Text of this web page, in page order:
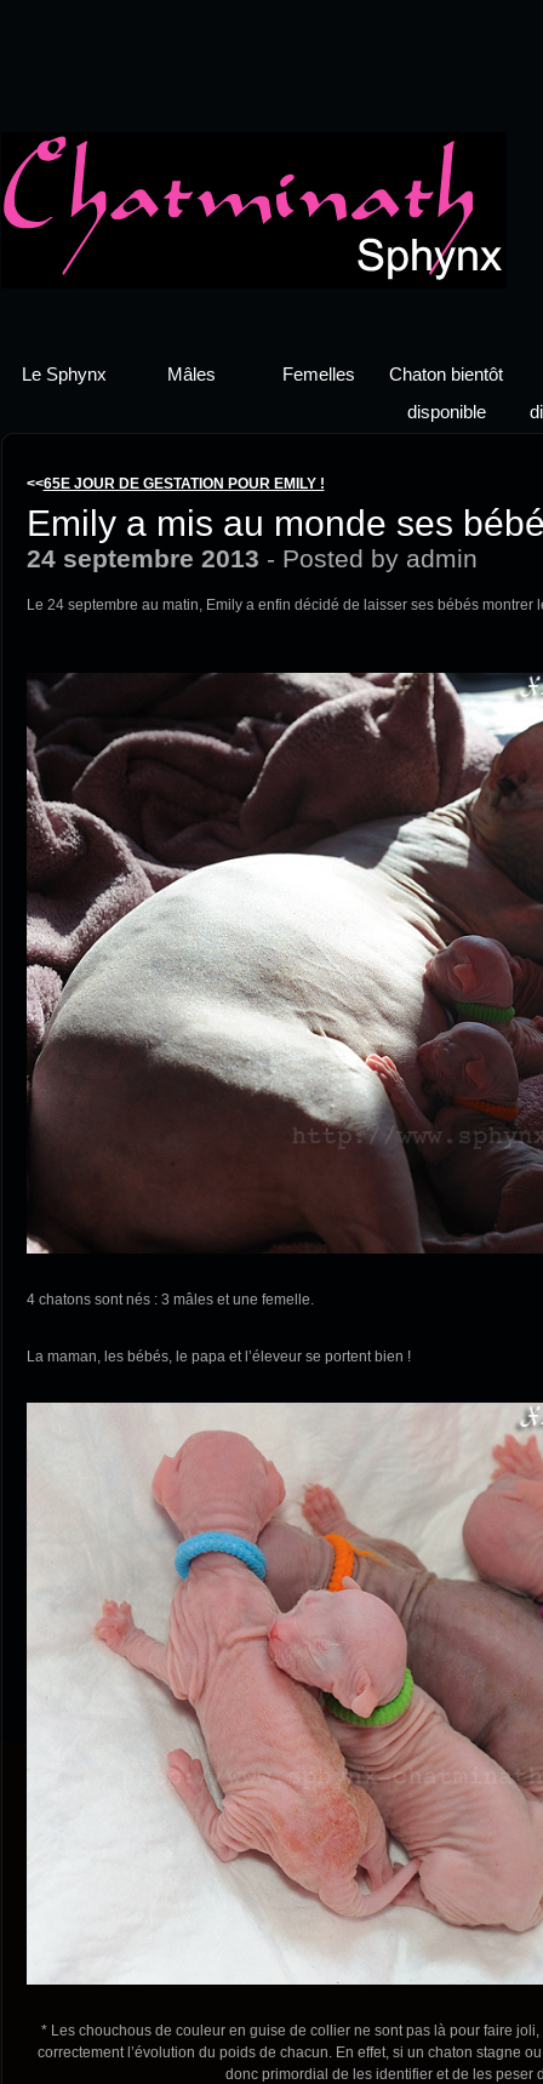
Le Sphynx Mâles Femelles
Chaton bientôt
disponible
<<65E JOUR DE GESTATION POUR EMILY !
Emily a mis au monde ses
24 septembre 2013 - Posted by admin
Le 24 septembre au matin, Emily a enfin décidé de laisser ses bébés montrer
4 chatons sont nés : 3 mâles et une femelle.
La maman, les bébés, le papa et l’éleveur se portent bien !
* Les chouchous de couleur en guise de collier ne sont pas là pour faire
correctement l’évolution du poids de chacun. En effet, si un chaton stagne
donc primordial de les identifier et de les peser